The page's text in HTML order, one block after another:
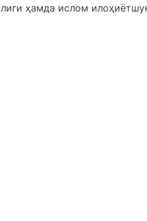
ҳамда ислом